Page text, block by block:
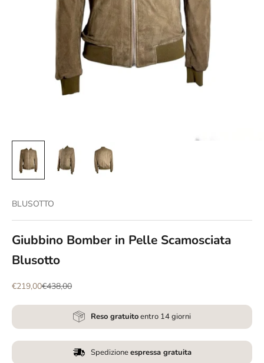
BLUSOTTO
Giubbino Bomber in Pelle Scamosciata
Blusotto
Prezzo scontato
€219,00Prezzo
€438,00
Reso gratuitoentro 14 giorni
Spedizioneespressa gratuita